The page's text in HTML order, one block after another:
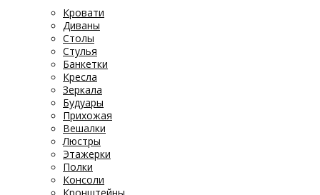
Кровати
Диваны
Столы
Стулья
Банкетки
Кресла
Зеркала
Будуары
Прихожая
Вешалки
Люстры
Этажерки
Полки
Консоли